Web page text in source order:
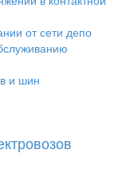
от сети депо
и шин